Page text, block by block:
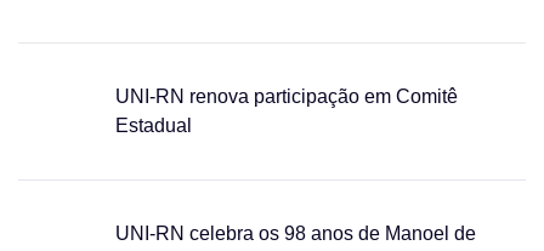
UNI-RN renova participação em Comitê
Estadual
UNI-RN celebra os 98 anos de Manoel de